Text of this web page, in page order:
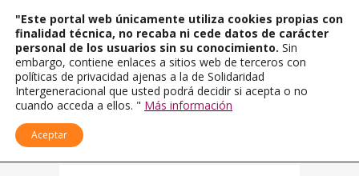
"Este portal web únicamente utiliza cookies propias con
finalidad técnica, no recaba ni cede datos de carácter
personal de los usuarios sin su conocimiento. Sin
embargo, contiene enlaces a sitios web de terceros con
políticas de privacidad ajenas a la de Solidaridad
Intergeneracional que usted podrá decidir si acepta o no
cuando acceda a ellos. " Más información
Aceptar